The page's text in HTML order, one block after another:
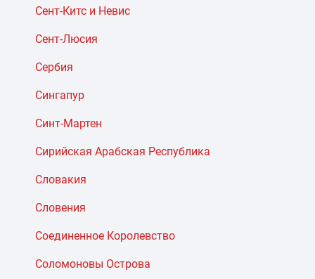
Сент-Китс и Невис
Сент-Люсия
Сербия
Сингапур
Синт-Мартен
Сирийская Арабская Республика
Словакия
Словения
Соединенное Королевство
Соломоновы Острова